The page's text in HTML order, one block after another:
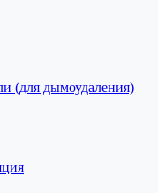
(для дымоудаления)